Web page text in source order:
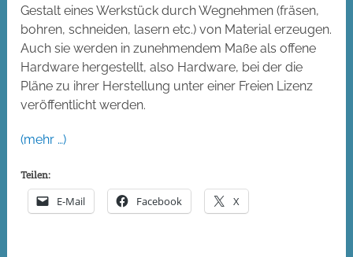
Gestalt eines Werkstück durch Wegnehmen (fräsen,
bohren, schneiden, lasern etc.) von Material erzeugen.
Auch sie werden in zunehmendem Maße als offene
Hardware hergestellt, also Hardware, bei der die
Pläne zu ihrer Herstellung unter einer Freien Lizenz
veröffentlicht werden.
(mehr …)
Teilen:
E-Mail Facebook X